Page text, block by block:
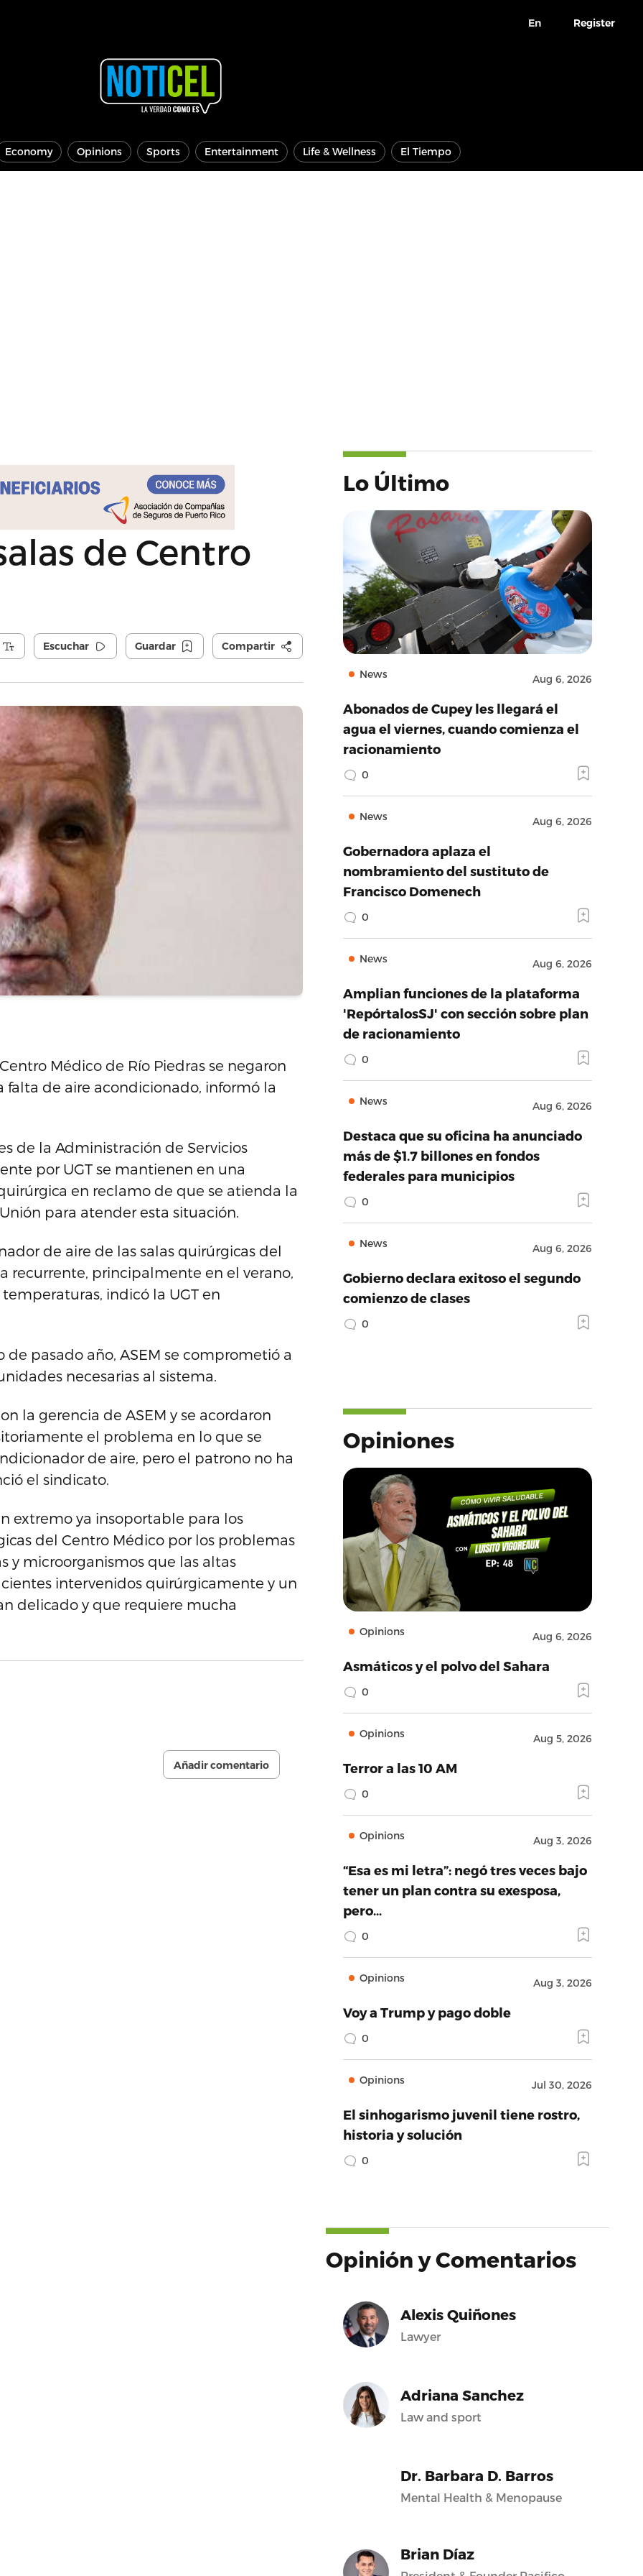
En Register
Economy Opinions Sports Entertainment Life & Wellness El Tiempo
de Centro
Escuchar Guardar Compartir
Médico de Río Piedras se negaron
de aire acondicionado, informó la
de la Administración de Servicios
por UGT se mantienen en una
en reclamo de que se atienda la
para atender esta situación.
de aire de las salas quirúrgicas del
recurrente, principalmente en el verano,
indicó la UGT en
pasado año, ASEM se comprometió a
necesarias al sistema.
la gerencia de ASEM y se acordaron
el problema en lo que se
de aire, pero el patrono no ha
el sindicato.
extremo ya insoportable para los
del Centro Médico por los problemas
y microorganismos que las altas
intervenidos quirúrgicamente y un
delicado y que requiere mucha
Añadir comentario
Lo Último
News Aug 6, 2026
Abonados de Cupey les llegará el
agua el viernes, cuando comienza el
racionamiento
0
News Aug 6, 2026
Gobernadora aplaza el
nombramiento del sustituto de
Francisco Domenech
0
News Aug 6, 2026
Amplian funciones de la plataforma
'RepórtalosSJ' con sección sobre plan
de racionamiento
0
News Aug 6, 2026
Destaca que su oficina ha anunciado
más de $1.7 billones en fondos
federales para municipios
0
News Aug 6, 2026
Gobierno declara exitoso el segundo
comienzo de clases
0
Opiniones
Opinions Aug 6, 2026
Asmáticos y el polvo del Sahara
0
Opinions Aug 5, 2026
Terror a las 10 AM
0
Opinions Aug 3, 2026
“Esa es mi letra”: negó tres veces bajo
tener un plan contra su exesposa,
pero…
0
Opinions Aug 3, 2026
Voy a Trump y pago doble
0
Opinions Jul 30, 2026
El sinhogarismo juvenil tiene rostro,
historia y solución
0
Opinión y Comentarios
Alexis Quiñones
Lawyer
Adriana Sanchez
Law and sport
Dr. Barbara D. Barros
Mental Health & Menopause
Brian Díaz